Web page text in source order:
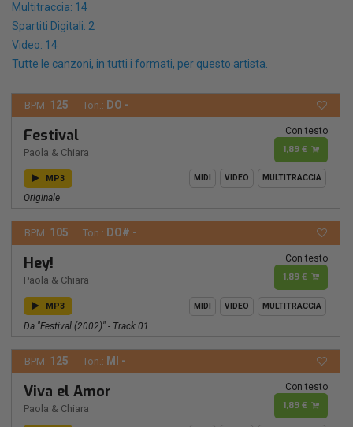
Multitraccia: 14
Spartiti Digitali: 2
Video: 14
Tutte le canzoni, in tutti i formati, per questo artista.
BPM: 125 Ton.: DO -
Festival
Paola & Chiara
Con testo
1,89 €
MP3 MIDI VIDEO MULTITRACCIA
Originale
BPM: 105 Ton.: DO# -
Hey!
Paola & Chiara
Con testo
1,89 €
MP3 MIDI VIDEO MULTITRACCIA
Da "Festival (2002)" - Track 01
BPM: 125 Ton.: MI -
Viva el Amor
Paola & Chiara
Con testo
1,89 €